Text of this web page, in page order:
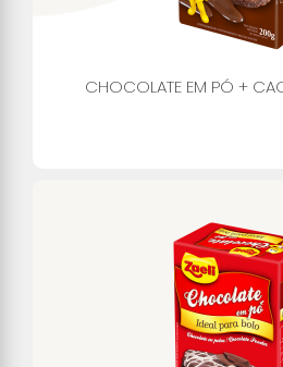
CHOCOLATE EM PÓ +